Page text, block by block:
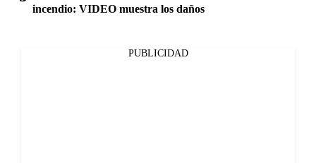
incendio: VIDEO muestra los daños
PUBLICIDAD